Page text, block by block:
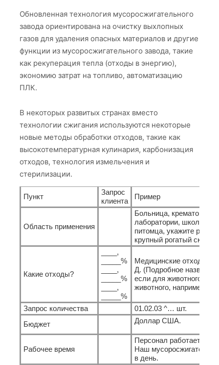
Обновленная технология мусоросжигательного
завода ориентирована на очистку выхлопных
газов для удаления опасных материалов и другие
функции из мусоросжигательного завода, такие
как рекуперация тепла (отходы в энергию),
экономию затрат на топливо, автоматизацию
ПЛК.
В некоторых развитых странах вместо
технологии сжигания используются некоторые
новые методы обработки отходов, такие как
высокотемпературная кулинария, карбонизация
отходов, технология измельчения и
стерилизации.
Пункт
Запрос
клиента
Пример
Область применения
Больница, крематорий
лаборатории, школа,
питомца, укажите
крупный рогатый скот и
Какие отходы?
____,
_____%
____,
_____%
____,
_____%
Медицинские отходы,
Д. (Подробное
если для животного /
животного, например:
Запрос количества
01.02.03 ^… шт.
Бюджет
Доллар США.
Рабочее время
Персонал работает
Наш
в день.